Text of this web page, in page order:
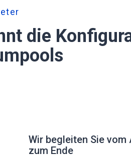
die
Wir begleiten Sie vom
zum Ende